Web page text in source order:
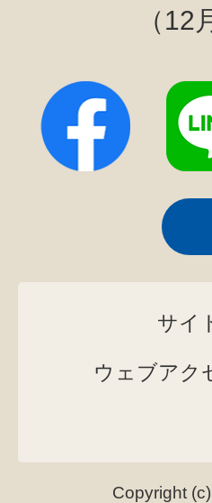
（
サイ
ウェブアク
Copyright